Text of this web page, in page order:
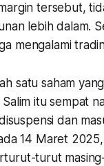
tersebut,
lebih dalam.
mengalami
satu saham
itu sempat
dan
14 Maret
turut